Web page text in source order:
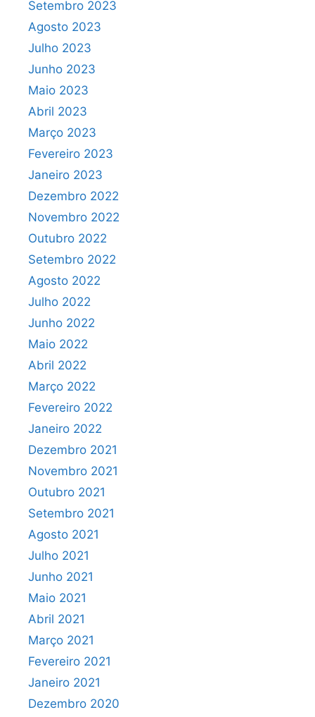
Setembro 2023
Agosto 2023
Julho 2023
Junho 2023
Maio 2023
Abril 2023
Março 2023
Fevereiro 2023
Janeiro 2023
Dezembro 2022
Novembro 2022
Outubro 2022
Setembro 2022
Agosto 2022
Julho 2022
Junho 2022
Maio 2022
Abril 2022
Março 2022
Fevereiro 2022
Janeiro 2022
Dezembro 2021
Novembro 2021
Outubro 2021
Setembro 2021
Agosto 2021
Julho 2021
Junho 2021
Maio 2021
Abril 2021
Março 2021
Fevereiro 2021
Janeiro 2021
Dezembro 2020